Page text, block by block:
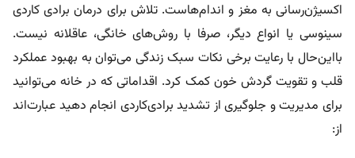
اکسیژن‌رسانی به مغز و اندام‌هاست. تلاش برای درمان برادی کاردی
سینوسی یا انواع دیگر، صرفا با روش‌های خانگی، عاقلانه نیست.
با‌این‌حال با رعایت برخی نکات سبک زندگی می‌توان به بهبود عملکرد
قلب و تقویت گردش خون کمک کرد. اقداماتی که در خانه می‌توانید
برای مدیریت و جلوگیری از تشدید برادی‌کاردی انجام دهید عبارت‌اند
از: